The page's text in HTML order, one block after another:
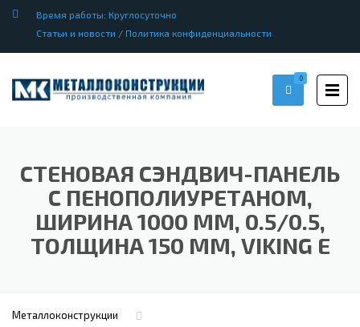
Время работы: Круглосуточно
Статьи и новости / Политика конфиденциальности
0
СТЕНОВАЯ СЭНДВИЧ-ПАНЕЛЬ
С ПЕНОПОЛИУРЕТАНОМ,
ШИРИНА 1000 ММ, 0.5/0.5,
ТОЛЩИНА 150 ММ, VIKING E
Металлоконструкции